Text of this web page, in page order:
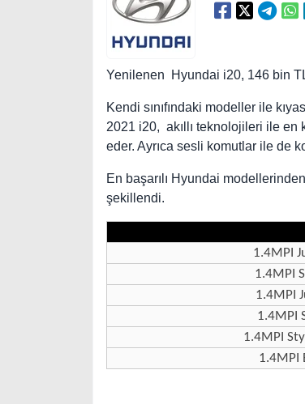
Yenilenen Hyundai i20, 146 bin
Kendi sınıfındaki modeller ile
2021 i20, akıllı teknolojileri ile
eder. Ayrıca sesli komutlar ile de
En başarılı Hyundai
şekillendi.
1.4MPI
1.4MPI
1.4MPI
1.4MPI
1.4MPI
1.4MPI